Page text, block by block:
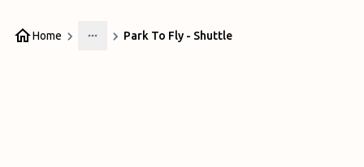
Home
More
Park To Fly - Shuttle